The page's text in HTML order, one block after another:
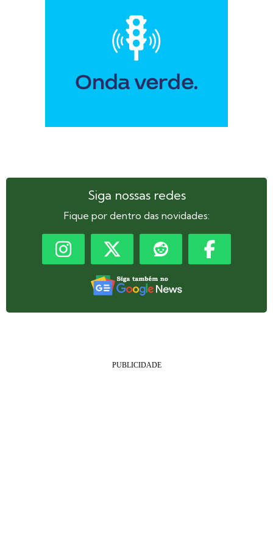
Siga nossas redes
Fique por dentro das novidades: